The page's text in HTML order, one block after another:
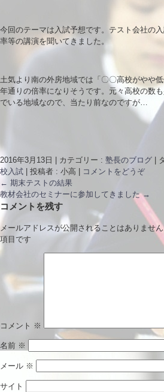
今回のテーマは入試予想です。テスト会社の
率等の講演を聞いてきました。
土気より南の外房地域では「〇〇高校がやや
年通りの倍率になりそうです。元々高校の数
でいる地域なので、当たり前なのですが…
2016年3月13日 カテゴリー : 塾長のブログ
校入試
投稿者 : 小高
コメントをどうぞ
← 期末テストの結果
教材会社のセミナーに参加してきました→
コメントを残す
メールアドレスが公開されることはありません
項目です
コメント ※
名前 ※
メール ※
サイト